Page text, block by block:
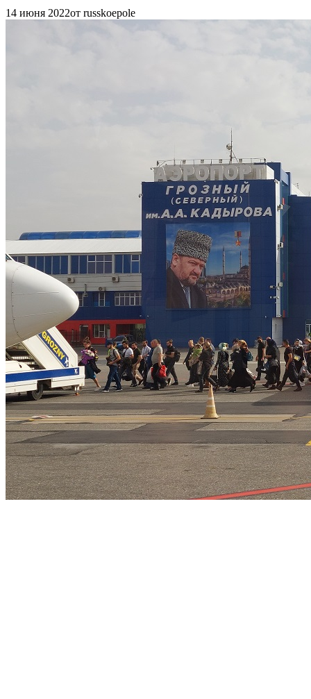
14 июня 2022от russkoepole